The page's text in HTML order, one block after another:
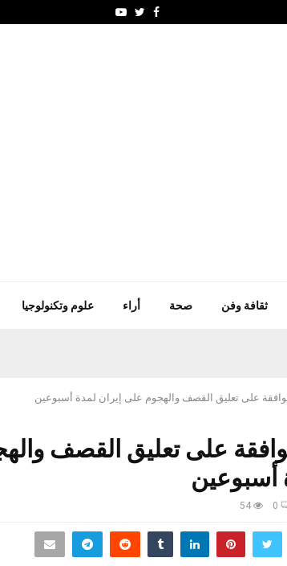
Facebook
Twitter
Youtube
ثقافة وفن صحة أراء علوم وتكنولوجيا
على تعليق القصف والهجوم على إيران لمدة أسبوعين
على تعليق القصف
أسبوعين
0
54